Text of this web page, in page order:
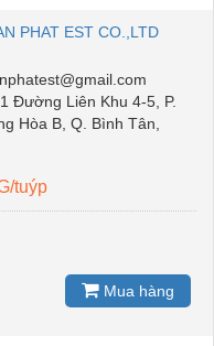
PHAT EST CO.,LTD
Đường Liên Khu 4-5, P.
Hòa B, Q. Bình Tân,
tuýp
Mua hàng